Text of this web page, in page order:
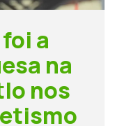
a
na
nos